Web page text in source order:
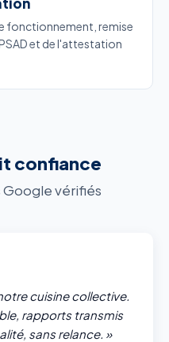
fonctionnement, remise
et de l'attestation
confiance
Google vérifiés
cuisine collective.
rapports transmis
sans relance. »